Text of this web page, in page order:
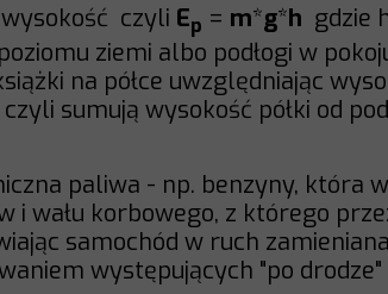
czyli Ep = m*g*h gdzie
ziemi albo podłogi w
na półce uwzględniając
sumują wysokość półki od
paliwa - np. benzyny, która
i wału korbowego, z którego
samochód w ruch
występujących "po